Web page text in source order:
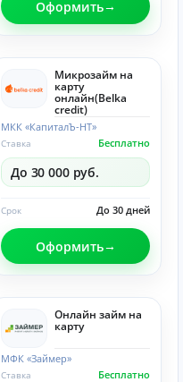
Оформить
Микрозайм на
карту
онлайн(Belka
credit)
МКК «КапиталЪ-НТ»
Бесплатно
Ставка
До 30 000 руб.
До 30 дней
Срок
Оформить
Онлайн займ на
карту
МФК «Займер»
Бесплатно
Ставка